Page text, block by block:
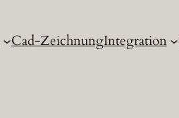
Cad-ZeichnungIntegration